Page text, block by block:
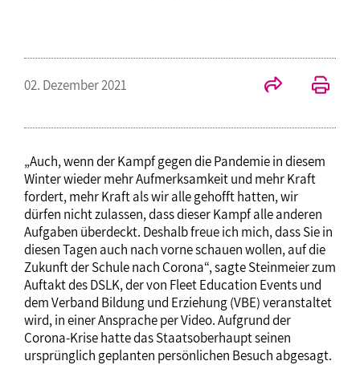
02. Dezember 2021
„Auch, wenn der Kampf gegen die Pandemie in diesem
Winter wieder mehr Aufmerksamkeit und mehr Kraft
fordert, mehr Kraft als wir alle gehofft hatten, wir
dürfen nicht zulassen, dass dieser Kampf alle anderen
Aufgaben überdeckt. Deshalb freue ich mich, dass Sie in
diesen Tagen auch nach vorne schauen wollen, auf die
Zukunft der Schule nach Corona“, sagte Steinmeier zum
Auftakt des DSLK, der von Fleet Education Events und
dem Verband Bildung und Erziehung (VBE) veranstaltet
wird, in einer Ansprache per Video. Aufgrund der
Corona-Krise hatte das Staatsoberhaupt seinen
ursprünglich geplanten persönlichen Besuch abgesagt.